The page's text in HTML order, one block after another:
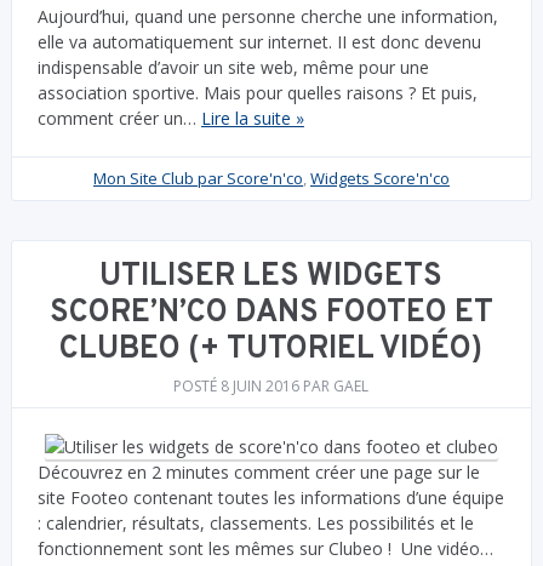
Aujourd’hui, quand une personne cherche une information,
elle va automatiquement sur internet. II est donc devenu
indispensable d’avoir un site web, même pour une
association sportive. Mais pour quelles raisons ? Et puis,
comment créer un… Lire la suite »
Mon Site Club par Score'n'co,Widgets Score'n'co
UTILISER LES WIDGETS
SCORE’N’CO DANS FOOTEO ET
CLUBEO (+ TUTORIEL VIDÉO)
POSTÉ 8 JUIN 2016 PAR GAEL
Découvrez en 2 minutes comment créer une page sur le
site Footeo contenant toutes les informations d’une équipe
: calendrier, résultats, classements. Les possibilités et le
fonctionnement sont les mêmes sur Clubeo ! Une vidéo…